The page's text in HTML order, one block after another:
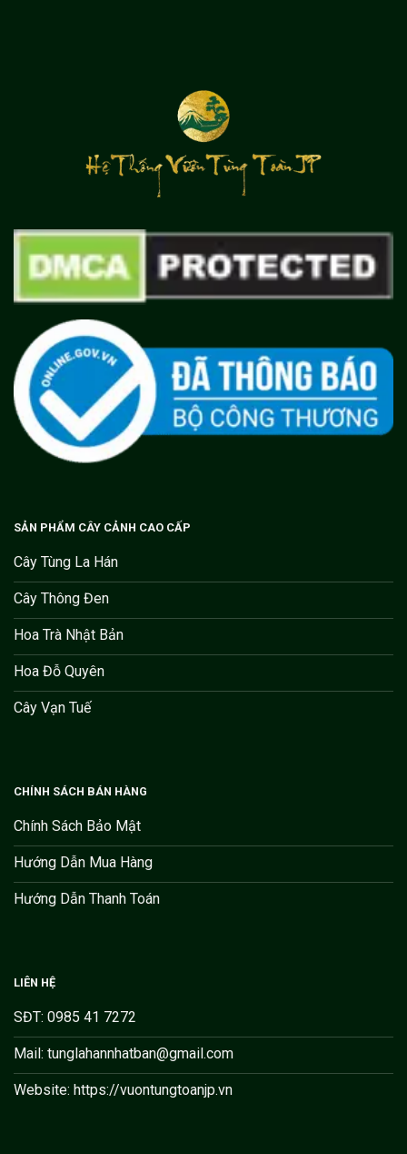
SẢN PHẨM CÂY CẢNH CAO CẤP
Cây Tùng La Hán
Cây Thông Đen
Hoa Trà Nhật Bản
Hoa Đỗ Quyên
Cây Vạn Tuế
CHÍNH SÁCH BÁN HÀNG
Chính Sách Bảo Mật
Hướng Dẫn Mua Hàng
Hướng Dẫn Thanh Toán
LIÊN HỆ
SĐT: 0985 41 7272
Mail: tunglahannhatban@gmail.com
Website: https://vuontungtoanjp.vn